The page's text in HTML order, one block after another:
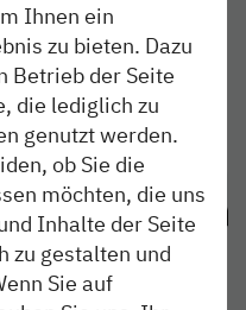
und
2026
PDF Fenster
Ihnen ein
zu bieten. Dazu
Betrieb der Seite
die lediglich zu
genutzt werden.
ob Sie die
möchten, die uns
Inhalte der Seite
zu gestalten und
Sie auf